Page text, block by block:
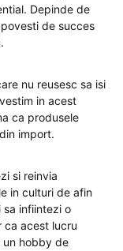
Depinde de
de succes
nu reusesc sa isi
in acest
ca produsele
import.
si reinvia
in culturi de afin
infiintezi o
ca acest lucru
un hobby de